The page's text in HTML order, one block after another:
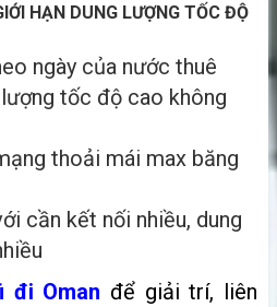
HẠN DUNG LƯỢNG TỐC ĐỘ
ngày của nước thuê
tốc độ cao không
thoải mái max băng
cần kết nối nhiều, dung
đi Oman để giải trí, liên